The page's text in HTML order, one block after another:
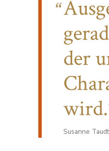
der
wird.
Susanne